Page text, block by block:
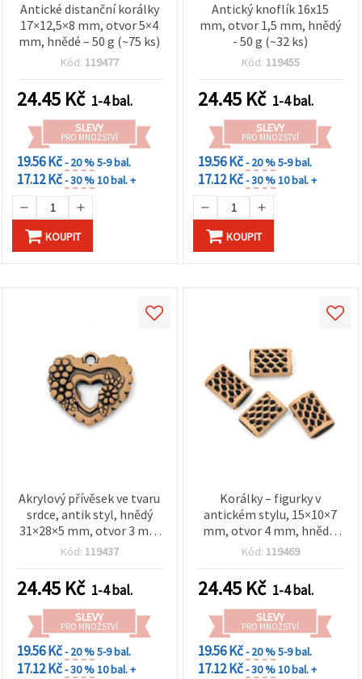
Antické distanční korálky
17×12,5×8 mm, otvor 5×4
mm, hnědé – 50 g (~75 ks)
Kód: 119477
24.45 Kč 1-4 bal.
SLEVY
PRO MNOŽSTVÍ
19.56 Kč- 20 %5-9 bal.
17.12 Kč- 30 %10 bal. +
KOUPIT
Antický knoflík 16x15
mm, otvor 1,5 mm, hnědý
- 50 g (~32 ks)
Kód: 119455
24.45 Kč 1-4 bal.
SLEVY
PRO MNOŽSTVÍ
19.56 Kč- 20 %5-9 bal.
17.12 Kč- 30 %10 bal. +
KOUPIT
Akrylový přívěsek ve tvaru
srdce, antik styl, hnědý
31×28×5 mm, otvor 3 mm
– 50 g (~22 ks)
Kód: 119437
24.45 Kč 1-4 bal.
SLEVY
PRO MNOŽSTVÍ
19.56 Kč- 20 %5-9 bal.
17.12 Kč- 30 %10 bal. +
Korálky – figurky v
antickém stylu, 15×10×7
mm, otvor 4 mm, hnědá,
50 g (cca 117 ks)
Kód: 119469
24.45 Kč 1-4 bal.
SLEVY
PRO MNOŽSTVÍ
19.56 Kč- 20 %5-9 bal.
17.12 Kč- 30 %10 bal. +